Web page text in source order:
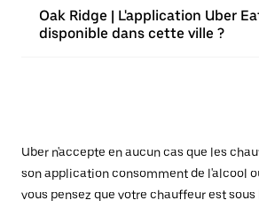
Oak Ridge | L'application Uber
disponible dans cette ville ?
Uber n'accepte en aucun cas que les
son application consomment de l'alcool
vous pensez que votre chauffeur est